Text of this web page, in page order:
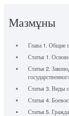
Мазмұны
Глава 1. Общие
Статья 1.
Статья 2.
Статья 3. Виды
Статья 4.
Статья 5.